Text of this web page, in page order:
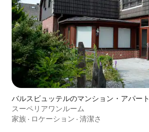
バルスビュッテルのマンション・アパート
スーペリアワンルーム
家族 · ロケーション · 清潔さ